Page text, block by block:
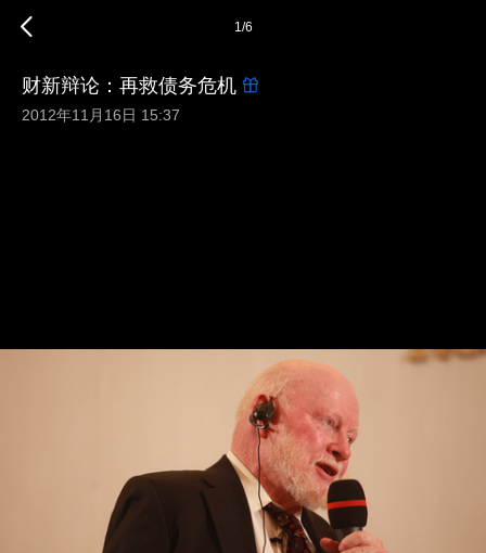
1/6
财新辩论：再救债务危机
2012年11月16日 15:37